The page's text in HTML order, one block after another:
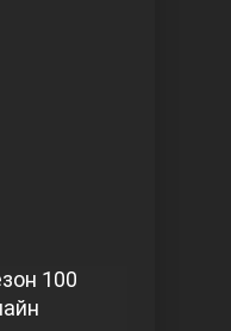
100